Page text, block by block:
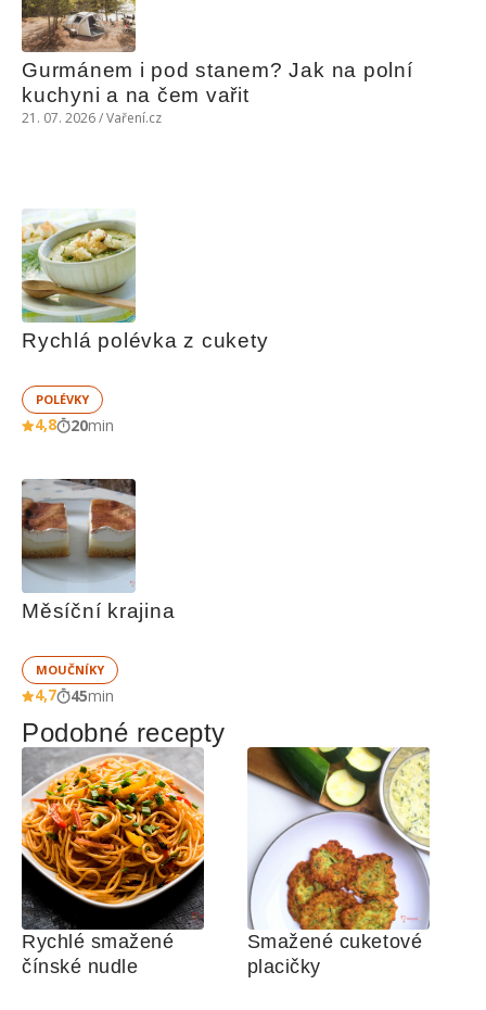
Gurmánem i pod stanem? Jak na polní
kuchyni a na čem vařit
21. 07. 2026 / Vaření.cz
Rychlá polévka z cukety
POLÉVKY
4,8 20min
Měsíční krajina
MOUČNÍKY
4,7 45min
Podobné recepty
Rychlé smažené
čínské nudle
Smažené cuketové
placičky